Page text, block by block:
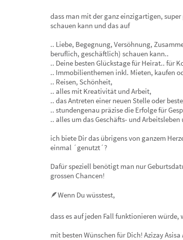
dass man mit der ganz einzigartigen,
schauen kann und das auf
.. Liebe, Begegnung, Versöhnung,
beruflich, geschäftlich) schauen kann..
.. Deine besten Glückstage für Heirat.. für
.. Immobilienthemen inkl. Mieten, kaufen
.. Reisen, Schönheit,
.. alles mit Kreativität und Arbeit,
.. das Antreten einer neuen Stelle oder
.. stundengenau präzise die Erfolge für
.. alles um das Geschäfts- und Arbeitsleben
ich biete Dir das übrigens von ganzem
einmal ´genutzt´?
Dafür speziell benötigt man nur
grossen Chancen!
🪶Wenn Du wüsstest,
dass es auf jeden Fall funktionieren
mit besten Wünschen für Dich! Azizay Asisa